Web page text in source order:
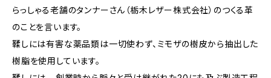
らっしゃる老舗のタンナーさん（栃木レザー株式会社）のつくる革
のことを言います。
鞣しには有害な薬品類は一切使わず、ミモザの樹皮から抽出した
樹脂を使用しています。